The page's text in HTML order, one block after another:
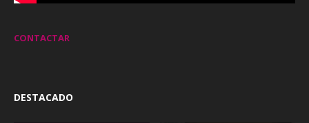
CONTACTAR
DESTACADO